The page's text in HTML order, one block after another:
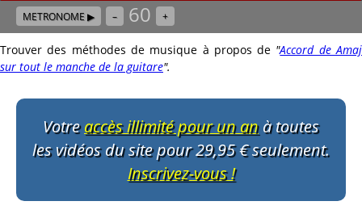
METRONOME ▶ – 60 +
Trouver des méthodes de musique à propos de "Accord de Amaj
sur tout le manche de la guitare".
Votreaccès illimité pour un anà toutes
les vidéos du site pour 29,95 € seulement.
Inscrivez-vous !